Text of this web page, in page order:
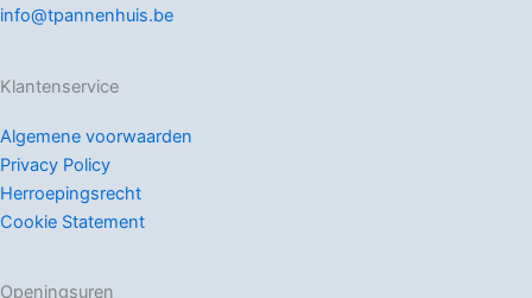
info@tpannenhuis.be
Klantenservice
Algemene voorwaarden
Privacy Policy
Herroepingsrecht
Cookie Statement
Openingsuren